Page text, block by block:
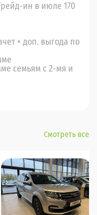
ин в июле 170
+ доп. выгода по
семьям с 2-мя и
Смотреть все